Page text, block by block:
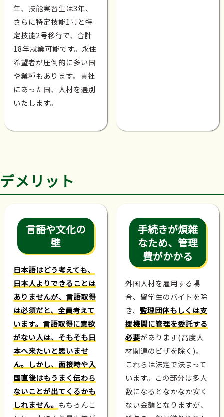
年、技能実習生は3年、
さらに特定技能1号と特
定技能2号移行で、合計
18年就業可能です。永住
希望者が圧倒的に多い国
や業種もあります。貴社
にあった国、人材を選別
いたします。
デメリット
言語や文化の
壁
日本語はどう考えても、
日本人よりできることは
ありませんが、言語取得
は必須だと、全員考えて
います。言語取得に意欲
がない人は、そもそも日
本へ来たいと思いませ
ん。しかし、面接時や入
国直後はもうまく伝わら
ないことが出てくるかも
しれません。 もちろんこ
手続きが煩雑
なため、管理
費がかかる
外国人材を雇用する場
合、留学生のバイトを除
き、 監理団体もしくは支
援機関に管理を委託する
必要があります(高度人
材関連のビザを除く)。
これらは法定で決まって
います。この部分は多人
数になるとなかなか安く
ない金額となりますが、